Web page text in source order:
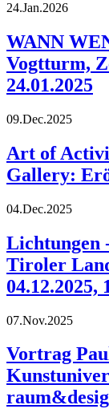
24.Jan.2026
WANN
Vogtturm,
24.01.2025
09.Dec.2025
Art of
Gallery:
04.Dec.2025
Lichtungen
Tiroler
04.12.2025,
07.Nov.2025
Vortrag